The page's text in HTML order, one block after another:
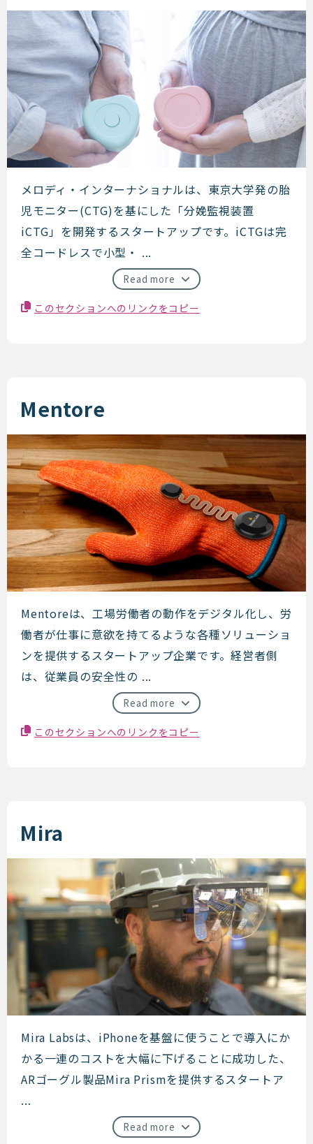
メロディ・インターナショナル
メロディ・インターナショナルは、東京大学発の胎
児モニター(CTG)を基にした「分娩監視装置
iCTG」を開発するスタートアップです。iCTGは完
全コードレスで小型・ ...
Read more
このセクションへのリンクをコピー
Mentore
Mentore
Mentoreは、工場労働者の動作をデジタル化し、労
働者が仕事に意欲を持てるような各種ソリューショ
ンを提供するスタートアップ企業です。経営者側
は、従業員の安全性の ...
Read more
このセクションへのリンクをコピー
Mira
Mira
Mira Labsは、iPhoneを基盤に使うことで導入にか
かる一連のコストを大幅に下げることに成功した、
ARゴーグル製品Mira Prismを提供するスタートア
...
Read more